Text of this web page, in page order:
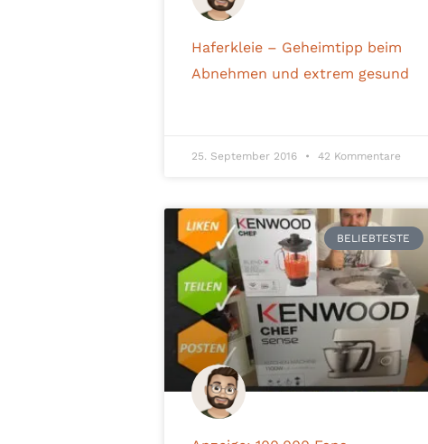
Haferkleie – Geheimtipp beim
Abnehmen und extrem gesund
25. September 2016 42 Kommentare
BELIEBTESTE